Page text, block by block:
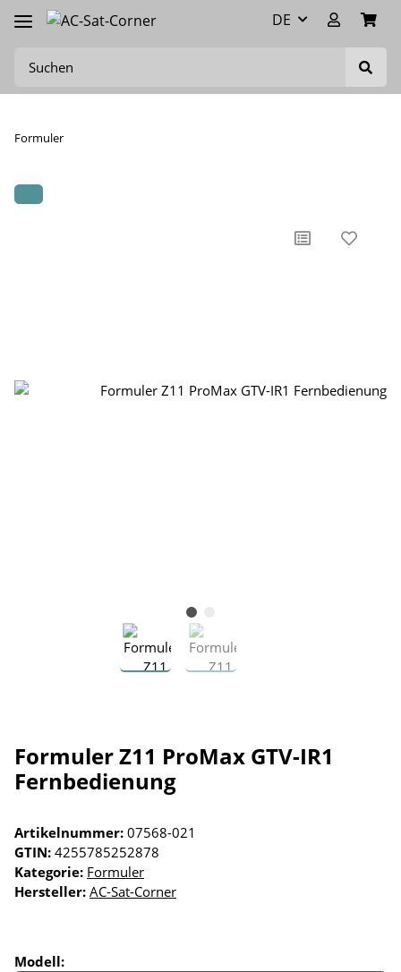
DE
Formuler
Formuler Z11 ProMax GTV-IR1
Fernbedienung
Artikelnummer: 07568-021
GTIN: 4255785252878
Kategorie: Formuler
Hersteller: AC-Sat-Corner
Modell: